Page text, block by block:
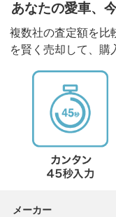
あなたの愛車、
複数社の査定額を比
を賢く売却して、購
メーカー